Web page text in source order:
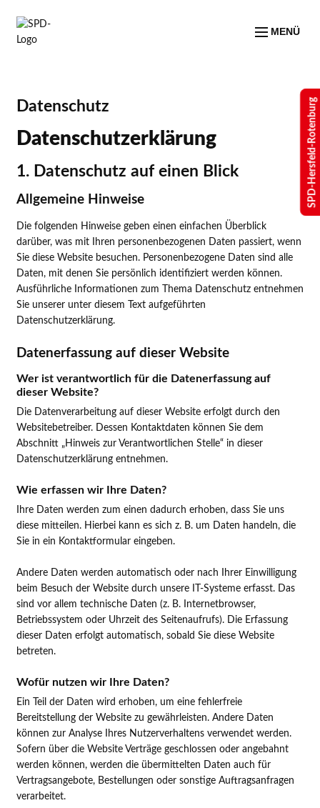
MENÜ
Datenschutz
Datenschutz­erklärung
1. Datenschutz auf einen Blick
Allgemeine Hinweise
Die folgenden Hinweise geben einen einfachen Überblick
darüber, was mit Ihren personenbezogenen Daten passiert, wenn
Sie diese Website besuchen. Personenbezogene Daten sind alle
Daten, mit denen Sie persönlich identifiziert werden können.
Ausführliche Informationen zum Thema Datenschutz entnehmen
Sie unserer unter diesem Text aufgeführten
Datenschutzerklärung.
Datenerfassung auf dieser Website
Wer ist verantwortlich für die Datenerfassung auf
dieser Website?
Die Datenverarbeitung auf dieser Website erfolgt durch den
Websitebetreiber. Dessen Kontaktdaten können Sie dem
Abschnitt „Hinweis zur Verantwortlichen Stelle“ in dieser
Datenschutzerklärung entnehmen.
Wie erfassen wir Ihre Daten?
Ihre Daten werden zum einen dadurch erhoben, dass Sie uns
diese mitteilen. Hierbei kann es sich z. B. um Daten handeln, die
Sie in ein Kontaktformular eingeben.
Andere Daten werden automatisch oder nach Ihrer Einwilligung
beim Besuch der Website durch unsere IT-Systeme erfasst. Das
sind vor allem technische Daten (z. B. Internetbrowser,
Betriebssystem oder Uhrzeit des Seitenaufrufs). Die Erfassung
dieser Daten erfolgt automatisch, sobald Sie diese Website
betreten.
Wofür nutzen wir Ihre Daten?
Ein Teil der Daten wird erhoben, um eine fehlerfreie
Bereitstellung der Website zu gewährleisten. Andere Daten
können zur Analyse Ihres Nutzerverhaltens verwendet werden.
Sofern über die Website Verträge geschlossen oder angebahnt
werden können, werden die übermittelten Daten auch für
Vertragsangebote, Bestellungen oder sonstige Auftragsanfragen
verarbeitet.
SPD-Hersfeld-Rotenburg